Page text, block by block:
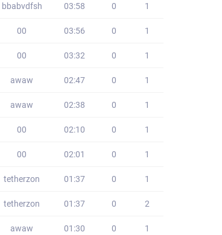
bbabvdfsh 03:58 0 1
00 03:56 0 1
00 03:32 0 1
awaw 02:47 0 1
awaw 02:38 0 1
00 02:10 0 1
00 02:01 0 1
tetherzon 01:37 0 1
tetherzon 01:37 0 2
awaw 01:30 0 1